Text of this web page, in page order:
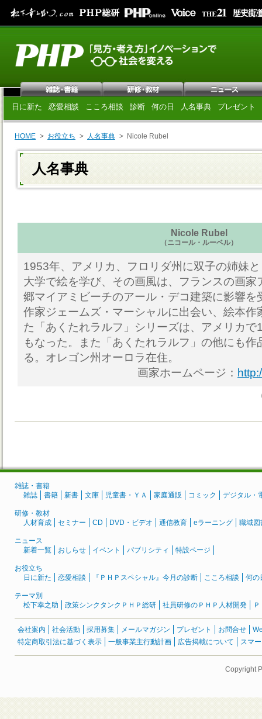
日に新た 恋愛相談 こころ相談 診断 何の日 人名事典 プレゼント
HOME お役立ち 人名事典 Nicole Rubel
人名事典
Nicole Rubel
（ニコール・ルーベル）
1953年、アメリカ、フロリダ州に双子の姉妹
大学で絵を学び、その画風は、フランスの画家
郷マイアミビーチのアール・デコ建築に影響を
作家ジェームズ・マーシャルに出会い、絵本作
た「あくたれラルフ」シリーズは、アメリカ
もなった。また「あくたれラルフ」の他にも作
る。オレゴン州オーロラ在住。
画家ホームページ：
雑誌・書籍
雑誌
書籍 新書 文庫 児童書・ＹＡ 家庭通販 コミック デジタル・
研修・教材
人材育成
セミナー CD DVD・ビデオ 通信教育 eラーニング 職域図
ニュース
新着一覧
おしらせ イベント パブリシティ 特設ページ
お役立ち
日に新た
恋愛相談 『ＰＨＰスペシャル』今月の診断 こころ相談 何の
テーマ別
松下幸之助
政策シンクタンクＰＨＰ総研 社員研修のＰＨＰ人材開発
会社案内 社会活動 採用募集 メールマガジン プレゼント お問合せ
特定商取引法に基づく表示
一般事業主行動計画 広告掲載について スマ
Copyright